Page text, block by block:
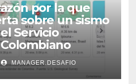
por la que
sobre un sismo
Servicio
MANAGER.DESAFIO